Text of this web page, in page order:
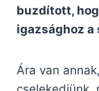
buzdított,
igazsághoz a
Ára van